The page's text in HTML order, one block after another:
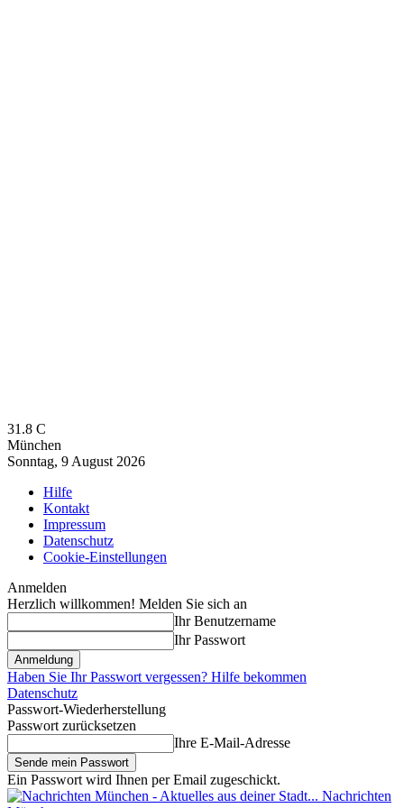
31.8 C
München
Sonntag, 9 August 2026
Hilfe
Kontakt
Impressum
Datenschutz
Cookie-Einstellungen
Anmelden
Herzlich willkommen! Melden Sie sich an
Ihr Benutzername
Ihr Passwort
Haben Sie Ihr Passwort vergessen? Hilfe bekommen
Datenschutz
Passwort-Wiederherstellung
Passwort zurücksetzen
Ihre E-Mail-Adresse
Ein Passwort wird Ihnen per Email zugeschickt.
Nachrichten